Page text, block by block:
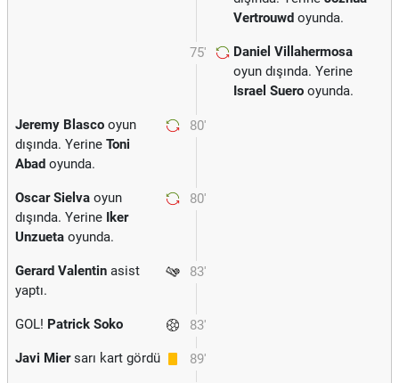
Vertrouwd oyunda.
75'
Daniel Villahermosa
oyun dışında. Yerine
Israel Suero oyunda.
80'
Jeremy Blasco oyun
dışında. Yerine Toni
Abad oyunda.
80'
Oscar Sielva oyun
dışında. Yerine Iker
Unzueta oyunda.
83'
Gerard Valentin asist
yaptı.
83'
GOL! Patrick Soko
89'
Javi Miersarı kart gördü